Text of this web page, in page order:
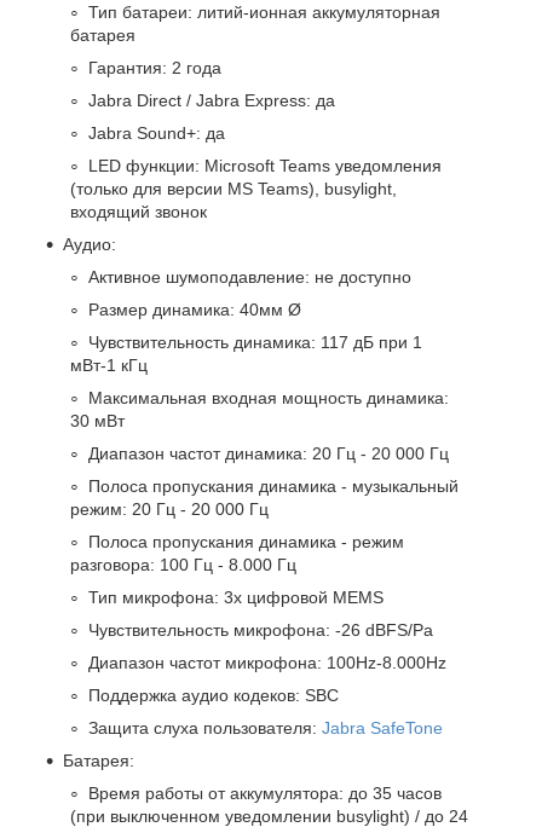
Тип батареи: литий-ионная аккумуляторная
батарея
Гарантия: 2 года
Jabra Direct / Jabra Express: да
Jabra Sound+: да
LED функции: Microsoft Teams уведомления
(только для версии MS Teams), busylight,
входящий звонок
Аудио:
Активное шумоподавление: не доступно
Размер динамика: 40мм Ø
Чувствительность динамика: 117 дБ при 1
мВт-1 кГц
Максимальная входная мощность динамика:
30 мВт
Диапазон частот динамика: 20 Гц - 20 000 Гц
Полоса пропускания динамика - музыкальный
режим: 20 Гц - 20 000 Гц
Полоса пропускания динамика - режим
разговора: 100 Гц - 8.000 Гц
Тип микрофона: 3х цифровой MEMS
Чувствительность микрофона: -26 dBFS/Pa
Диапазон частот микрофона: 100Hz-8.000Hz
Поддержка аудио кодеков: SBC
Защита слуха пользователя: Jabra SafeTone
Батарея:
Время работы от аккумулятора: до 35 часов
(при выключенном уведомлении busylight) / до 24